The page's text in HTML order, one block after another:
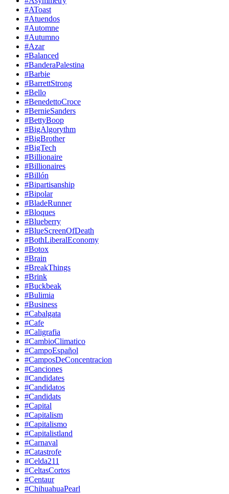
#AToast
#Atuendos
#Automne
#Autumno
#Azar
#Balanced
#BanderaPalestina
#Barbie
#BarrettStrong
#Bello
#BenedettoCroce
#BernieSanders
#BettyBoop
#BigAlgorythm
#BigBrother
#BigTech
#Billionaire
#Billionaires
#Billón
#Bipartisanship
#Bipolar
#BladeRunner
#Bloques
#Blueberry
#BlueScreenOfDeath
#BothLiberalEconomy
#Botox
#Brain
#BreakThings
#Brink
#Buckbeak
#Bulimia
#Business
#Cabalgata
#Cafe
#Caligrafia
#CambioClimatico
#CampoEspañol
#CamposDeConcentracion
#Canciones
#Candidates
#Candidatos
#Candidats
#Capital
#Capitalism
#Capitalismo
#Capitalistland
#Carnaval
#Catastrofe
#Celda211
#CeltasCortos
#Centaur
#ChihuahuaPearl